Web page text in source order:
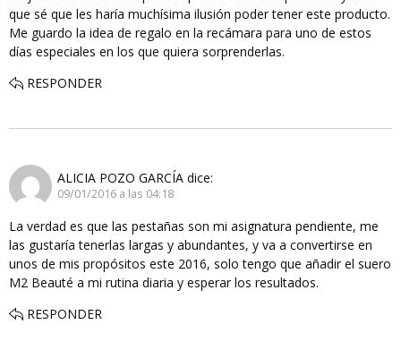
que sé que les haría muchísima ilusión poder tener este producto.
Me guardo la idea de regalo en la recámara para uno de estos
días especiales en los que quiera sorprenderlas.
RESPONDER
ALICIA POZO GARCÍA dice:
09/01/2016 a las 04:18
La verdad es que las pestañas son mi asignatura pendiente, me
las gustaría tenerlas largas y abundantes, y va a convertirse en
unos de mis propósitos este 2016, solo tengo que añadir el suero
M2 Beauté a mi rutina diaria y esperar los resultados.
RESPONDER